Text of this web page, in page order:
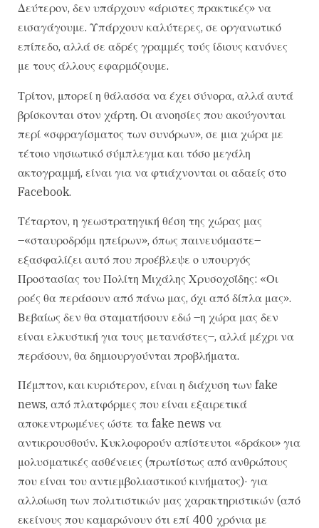
Δεύτερον, δεν υπάρχουν «άριστες πρακτικές» να
εισαγάγουμε. Υπάρχουν καλύτερες, σε οργανωτικό
επίπεδο, αλλά σε αδρές γραμμές τούς ίδιους κανόνες
με τους άλλους εφαρμόζουμε.
Τρίτον, μπορεί η θάλασσα να έχει σύνορα, αλλά αυτά
βρίσκονται στον χάρτη. Οι ανοησίες που ακούγονται
περί «σφραγίσματος των συνόρων», σε μια χώρα με
τέτοιο νησιωτικό σύμπλεγμα και τόσο μεγάλη
ακτογραμμή, είναι για να φτιάχνονται οι αδαείς στο
Facebook.
Τέταρτον, η γεωστρατηγική θέση της χώρας μας
–«σταυροδρόμι ηπείρων», όπως παινευόμαστε–
εξασφαλίζει αυτό που προέβλεψε ο υπουργός
Προστασίας του Πολίτη Μιχάλης Χρυσοχοΐδης: «Οι
ροές θα περάσουν από πάνω μας, όχι από δίπλα μας».
Βεβαίως δεν θα σταματήσουν εδώ –η χώρα μας δεν
είναι ελκυστική για τους μετανάστες–, αλλά μέχρι να
περάσουν, θα δημιουργούνται προβλήματα.
Πέμπτον, και κυριότερον, είναι η διάχυση των fake
news, από πλατφόρμες που είναι εξαιρετικά
αποκεντρωμένες ώστε τα fake news να
αντικρουσθούν. Κυκλοφορούν απίστευτοι «δράκοι» για
μολυσματικές ασθένειες (πρωτίστως από ανθρώπους
που είναι του αντιεμβολιαστικού κινήματος)· για
αλλοίωση των πολιτιστικών μας χαρακτηριστικών (από
εκείνους που καμαρώνουν ότι επί 400 χρόνια με